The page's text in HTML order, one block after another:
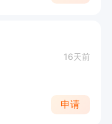
16天前
申请